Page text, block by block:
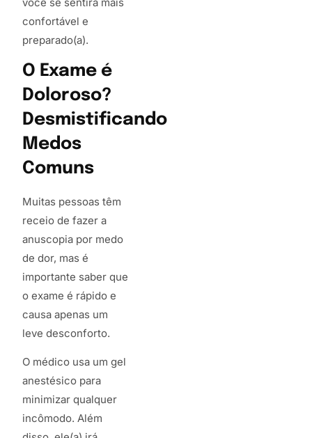
confortável e
preparado(a).
O Exame é
Doloroso?
Desmistificando
Medos
Comuns
Muitas pessoas têm
receio de fazer a
anuscopia por medo
de dor, mas é
importante saber que
o exame é rápido e
causa apenas um
leve desconforto.
O médico usa um gel
anestésico para
minimizar qualquer
incômodo. Além